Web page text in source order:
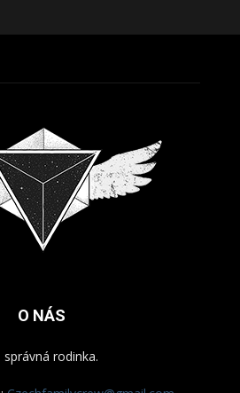
O NÁS
správná rodinka.